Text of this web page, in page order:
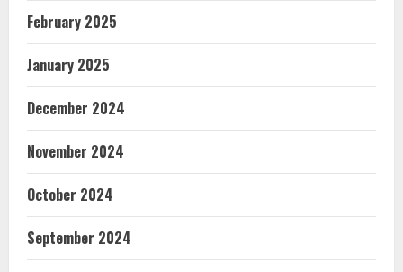
February 2025
January 2025
December 2024
November 2024
October 2024
September 2024